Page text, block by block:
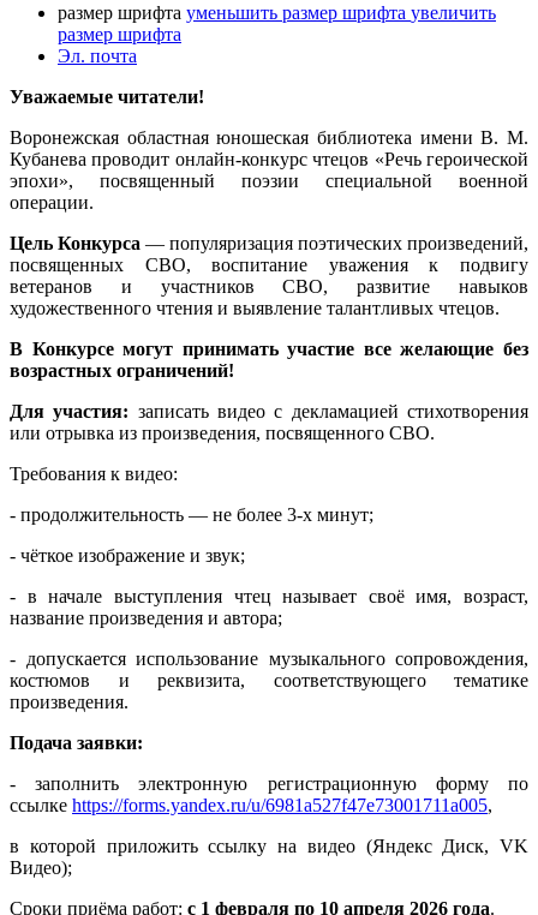
размер шрифта уменьшить размер шрифта увеличить
размер шрифта
Эл. почта
Уважаемые читатели!
Воронежская областная юношеская библиотека имени В. М.
Кубанева проводит онлайн-конкурс чтецов «Речь героической
эпохи», посвященный поэзии специальной военной
операции.
Цель Конкурса — популяризация поэтических произведений,
посвященных СВО, воспитание уважения к подвигу
ветеранов и участников СВО, развитие навыков
художественного чтения и выявление талантливых чтецов.
В Конкурсе могут принимать участие все желающие без
возрастных ограничений!
Для участия: записать видео с декламацией стихотворения
или отрывка из произведения, посвященного СВО.
Требования к видео:
- продолжительность — не более 3-х минут;
- чёткое изображение и звук;
- в начале выступления чтец называет своё имя, возраст,
название произведения и автора;
- допускается использование музыкального сопровождения,
костюмов и реквизита, соответствующего тематике
произведения.
Подача заявки:
- заполнить электронную регистрационную форму по
ссылке https://forms.yandex.ru/u/6981a527f47e73001711a005,
в которой приложить ссылку на видео (Яндекс Диск, VK
Видео);
Сроки приёма работ: с 1 февраля по 10 апреля 2026 года.